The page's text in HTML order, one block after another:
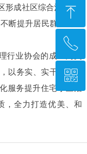
成社区综合治理“一
断提升居民群众的获
行业协会的成立为契
以务实、实干作风推
服务提升住宅小区治
，全力打造优美、和
ꁸ
回到顶部
ꂅ
0531—67870677
ꀥ
微信二维码